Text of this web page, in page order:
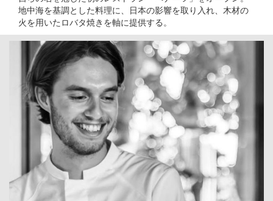
地中海を基調とした料理に、日本の影響を取り入れ、木材の
火を用いたロバタ焼きを軸に提供する。